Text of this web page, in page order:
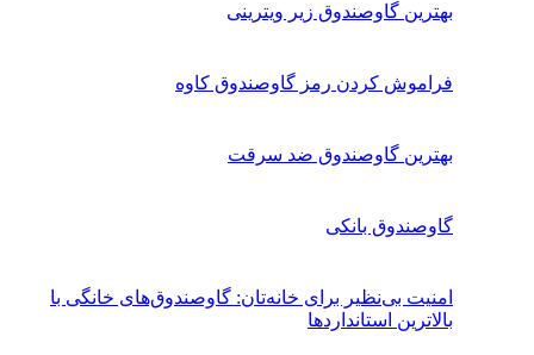
بهترین گاوصندوق زیر ویترینی
فراموش کردن رمز گاوصندوق کاوه
بهترین گاوصندوق ضد سرقت
گاوصندوق بانکی
امنیت بی‌نظیر برای خانه‌تان: گاوصندوق‌های خانگی با
بالاترین استانداردها